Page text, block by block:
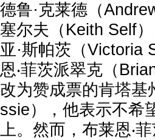
德鲁·克莱德（
塞尔夫（Keith Self
亚·斯帕茨（Victoria
恩‧菲茨派翠克（
改为赞成票的肯塔基
ssie），他表示不希
上。然而，布莱恩‧